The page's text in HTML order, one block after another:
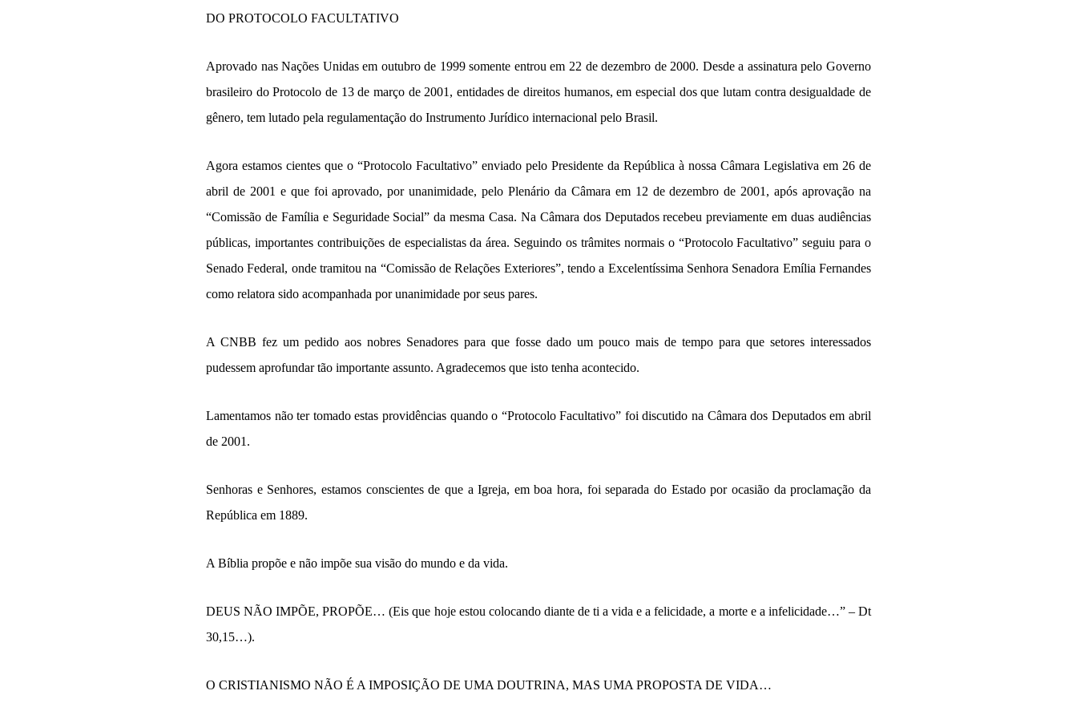
DO PROTOCOLO FACULTATIVO
Aprovado nas Nações Unidas em outubro de 1999 somente entrou em 22 de dezembro de 2000. Desde a assinatura pelo Governo
brasileiro do Protocolo de 13 de março de 2001, entidades de direitos humanos, em especial dos que lutam contra desigualdade de
gênero, tem lutado pela regulamentação do Instrumento Jurídico internacional pelo Brasil.
Agora estamos cientes que o “Protocolo Facultativo” enviado pelo Presidente da República à nossa Câmara Legislativa em 26 de
abril de 2001 e que foi aprovado, por unanimidade, pelo Plenário da Câmara em 12 de dezembro de 2001, após aprovação na
“Comissão de Família e Seguridade Social” da mesma Casa. Na Câmara dos Deputados recebeu previamente em duas audiências
públicas, importantes contribuições de especialistas da área. Seguindo os trâmites normais o “Protocolo Facultativo” seguiu para o
Senado Federal, onde tramitou na “Comissão de Relações Exteriores”, tendo a Excelentíssima Senhora Senadora Emília Fernandes
como relatora sido acompanhada por unanimidade por seus pares.
A CNBB fez um pedido aos nobres Senadores para que fosse dado um pouco mais de tempo para que setores interessados
pudessem aprofundar tão importante assunto. Agradecemos que isto tenha acontecido.
Lamentamos não ter tomado estas providências quando o “Protocolo Facultativo” foi discutido na Câmara dos Deputados em abril
de 2001.
Senhoras e Senhores, estamos conscientes de que a Igreja, em boa hora, foi separada do Estado por ocasião da proclamação da
República em 1889.
A Bíblia propõe e não impõe sua visão do mundo e da vida.
DEUS NÃO IMPÕE, PROPÕE… (Eis que hoje estou colocando diante de ti a vida e a felicidade, a morte e a infelicidade…” – Dt
30,15…).
O CRISTIANISMO NÃO É A IMPOSIÇÃO DE UMA DOUTRINA, MAS UMA PROPOSTA DE VIDA…